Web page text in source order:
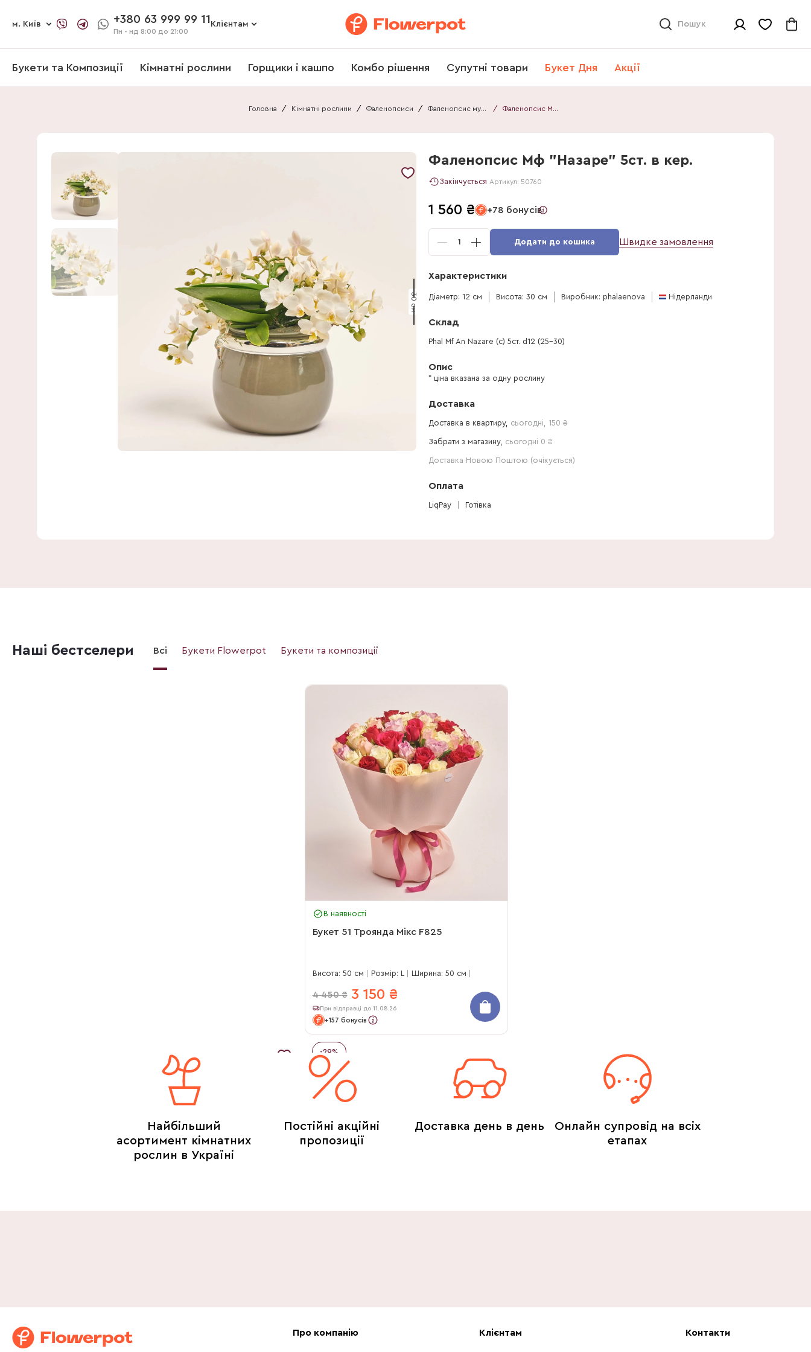
м. Київ +380 63 999 99 11
Пн - нд 8:00 до 21:00
Клієнтам Пошук
Букети та Композиції Кімнатні рослини Горщики і кашпо Комбо рішення Супутні товари Букет Дня Акції
Головна / Кімнатні рослини / Фаленопсиси / Фаленопсис мультифлора / Фаленопсис Мф "Назаре" 5ст. в кер.
30 см
Фаленопсис Мф "Назаре" 5ст. в кер.
Закінчується Артикул: 50760
1 560 ₴ +78 бонусів
1 Додати до кошика Швидке замовлення
Характеристики
Діаметр: 12 см Висота: 30 см Виробник: phalaenova Нідерланди
Склад
Phal Mf An Nazare (с) 5ст. d12 (25-30)
Опис
* ціна вказана за одну рослину
Доставка
Доставка в квартиру, сьогодні 150 ₴
Забрати з магазину, сьогодні 0 ₴
Доставка Новою Поштою (очікується)
Оплата
LiqPay Готівка
Наші бестселери Всі Букети Flowerpot Букети та композиції
В наявності
Букет 51 Троянда Мікс F825
Висота: 50 см Розмір: L Ширина: 50 см
4 450 ₴ 3 150 ₴
При відправці до 11.08.26
+157 бонусів
-29%
Найбільший
асортимент кімнатних
рослин в Україні
Постійні акційні
пропозиції
Доставка день в день
Онлайн супровід на всіх
етапах
Про компанію Клієнтам Контакти